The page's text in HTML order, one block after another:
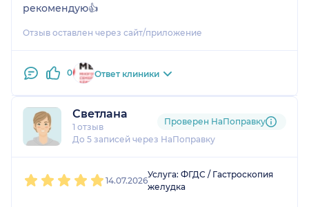
рекомендую👍
Отзыв оставлен через сайт/приложение
0 Ответ клиники
Светлана
1 отзыв
До 5 записей через НаПоправку
Проверен НаПоправку
14.07.2026
Услуга: ФГДС / Гастроскопия
желудка